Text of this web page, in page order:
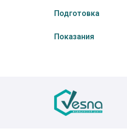
Подготовка
Показания